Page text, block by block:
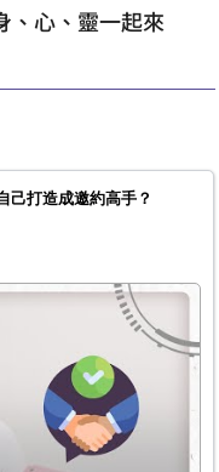
老，身、心、靈一起來
己打造成邀約高手？